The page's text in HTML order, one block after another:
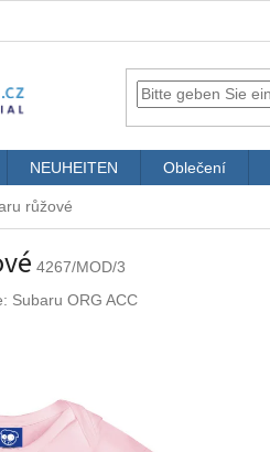
NEUHEITEN Oblečení
růžové
4267/MOD/3
Subaru ORG ACC